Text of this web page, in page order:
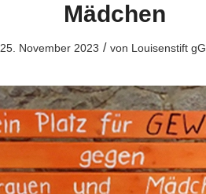
Mädchen
25. November 2023 / von Louisenstift